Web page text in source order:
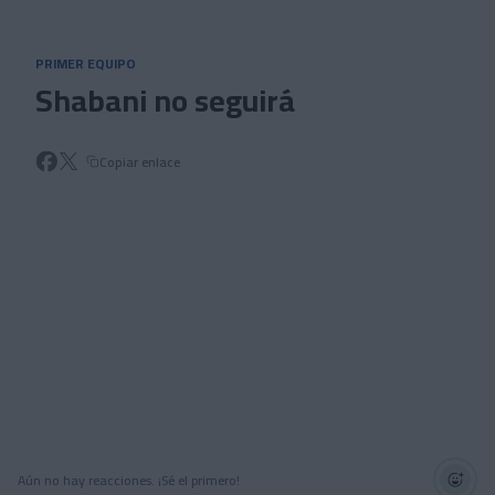
PRIMER EQUIPO
Shabani no seguirá
Copiar enlace
Aún no hay reacciones. ¡Sé el primero!